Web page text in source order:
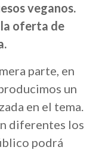
veganos.
la oferta de
parte, en
un
en el tema.
diferentes los
podrá